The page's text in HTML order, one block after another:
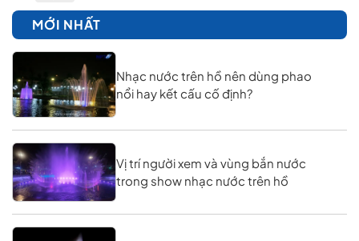
MỚI NHẤT
Nhạc nước trên hồ nên dùng phao
nổi hay kết cấu cố định?
Vị trí người xem và vùng bắn nước
trong show nhạc nước trên hồ